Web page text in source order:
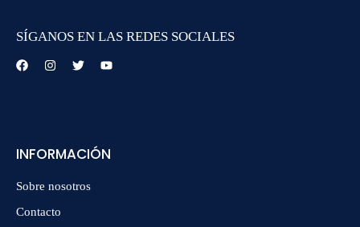
INFORMACIÓN
Sobre nosotros
Contacto
SÍGANOS EN LAS REDES SOCIALES